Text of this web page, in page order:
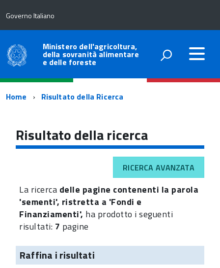
Governo Italiano
Ministero dell'agricoltura,
della sovranità alimentare
e delle foreste
Percorso
navigazione
Home Risultato della Ricerca
Risultato della ricerca
RICERCA AVANZATA
La ricerca delle pagine contenenti la parola
'sementi', ristretta a 'Fondi e
Finanziamenti', ha prodotto i seguenti
risultati: 7 pagine
Raffina i risultati